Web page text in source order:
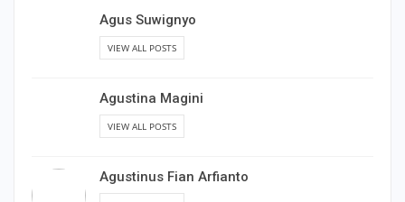
Agus Suwignyo
VIEW ALL POSTS
Agustina Magini
VIEW ALL POSTS
Agustinus Fian Arfianto